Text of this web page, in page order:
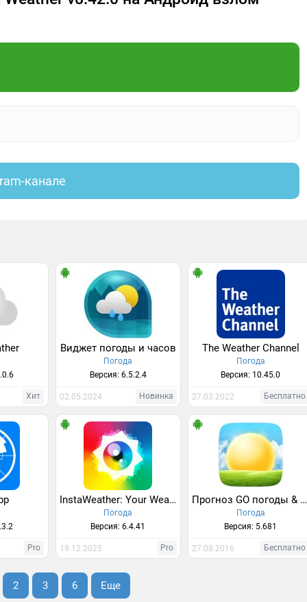
канале
Хит
Виджет погоды и часов
Погода
Версия: 6.5.2.4
02.05.2024 Новинка
The Weather Channel
Погода
Версия: 10.45.0
27.03.2022 Бесплатно
Pro
InstaWeather: Your Weathershot
Погода
Версия: 6.4.41
19.12.2025 Pro
Прогноз GO погоды & виджеты
Погода
Версия: 5.681
27.08.2016 Бесплатно
2 3 6 Еще